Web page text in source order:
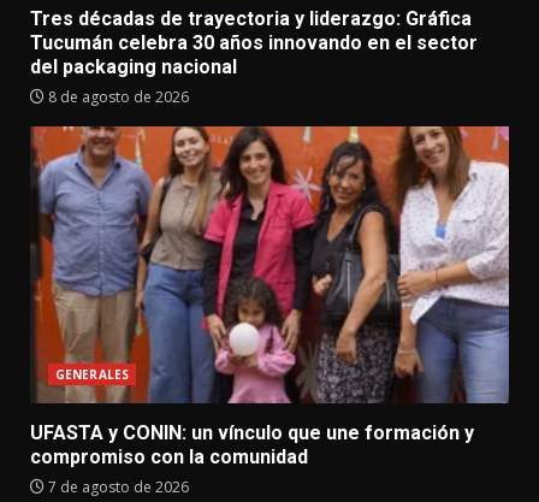
Tres décadas de trayectoria y liderazgo: Gráfica
Tucumán celebra 30 años innovando en el sector
del packaging nacional
8 de agosto de 2026
GENERALES
UFASTA y CONIN: un vínculo que une formación y
compromiso con la comunidad
7 de agosto de 2026